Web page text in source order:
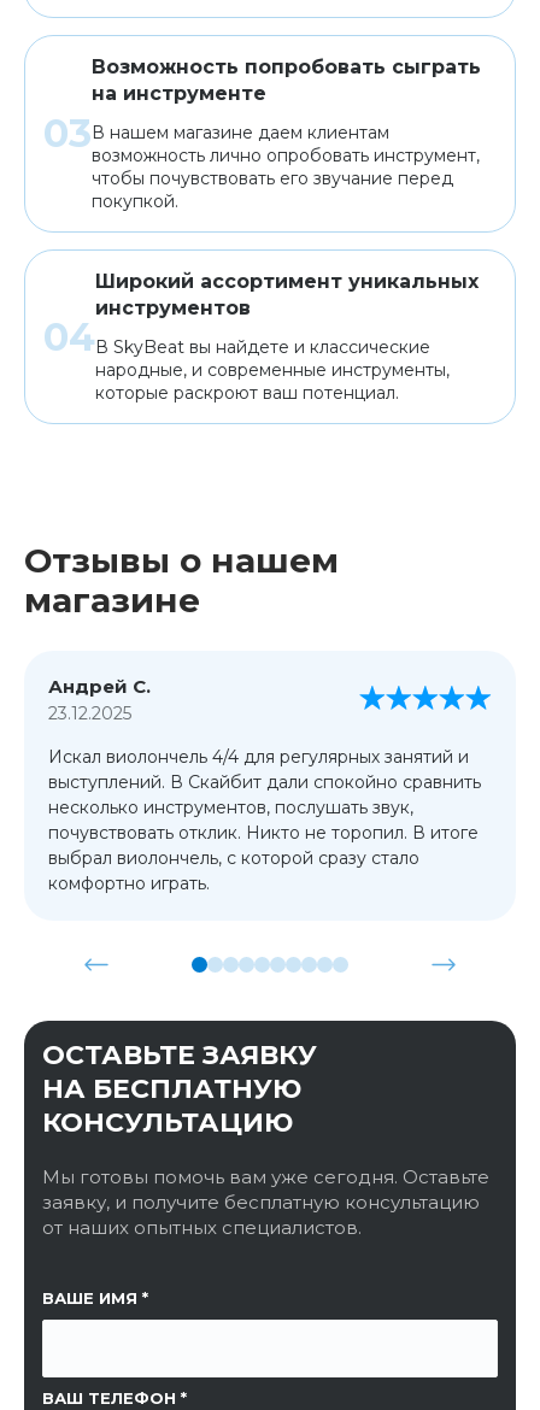
Возможность попробовать сыграть
на инструменте
В нашем магазине даем клиентам
возможность лично опробовать инструмент,
чтобы почувствовать его звучание перед
покупкой.
Широкий ассортимент уникальных
инструментов
В SkyBeat вы найдете и классические
народные, и современные инструменты,
которые раскроют ваш потенциал.
Отзывы о нашем
магазине
Андрей С.
23.12.2025
Искал виолончель 4/4 для регулярных занятий и
выступлений. В Скайбит дали спокойно сравнить
несколько инструментов, послушать звук,
почувствовать отклик. Никто не торопил. В итоге
выбрал виолончель, с которой сразу стало
комфортно играть.
ОСТАВЬТЕ ЗАЯВКУ
НА БЕСПЛАТНУЮ
КОНСУЛЬТАЦИЮ
Мы готовы помочь вам уже сегодня. Оставьте
заявку, и получите бесплатную консультацию
от наших опытных специалистов.
ВАШЕ ИМЯ
ВАШ ТЕЛЕФОН
ССЫЛКА НА СТРАНИЦУ